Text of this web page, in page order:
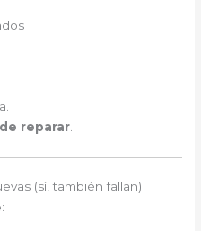
reparar.
(sí, también fallan)